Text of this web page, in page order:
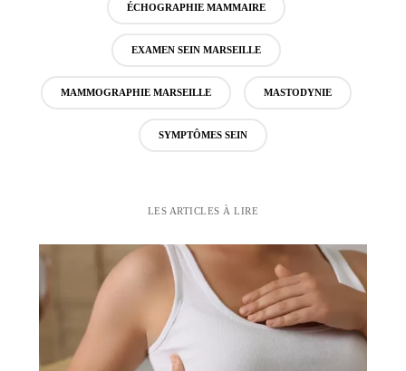
ÉCHOGRAPHIE MAMMAIRE
EXAMEN SEIN MARSEILLE
MAMMOGRAPHIE MARSEILLE MASTODYNIE
SYMPTÔMES SEIN
LES ARTICLES À LIRE